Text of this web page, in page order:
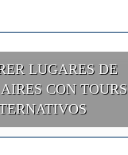
LUGARES DE
CON TOURS